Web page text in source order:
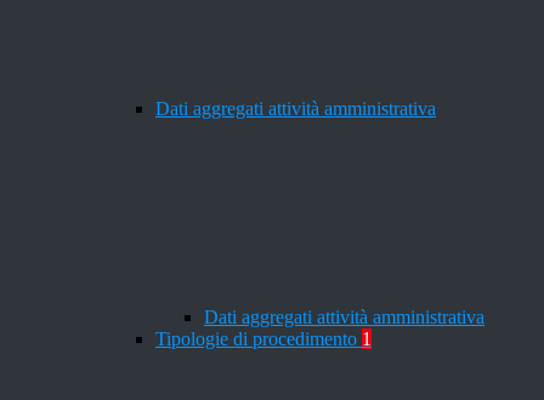
Dati aggregati attività amministrativa
Dati aggregati attività amministrativa
Tipologie di procedimento 1